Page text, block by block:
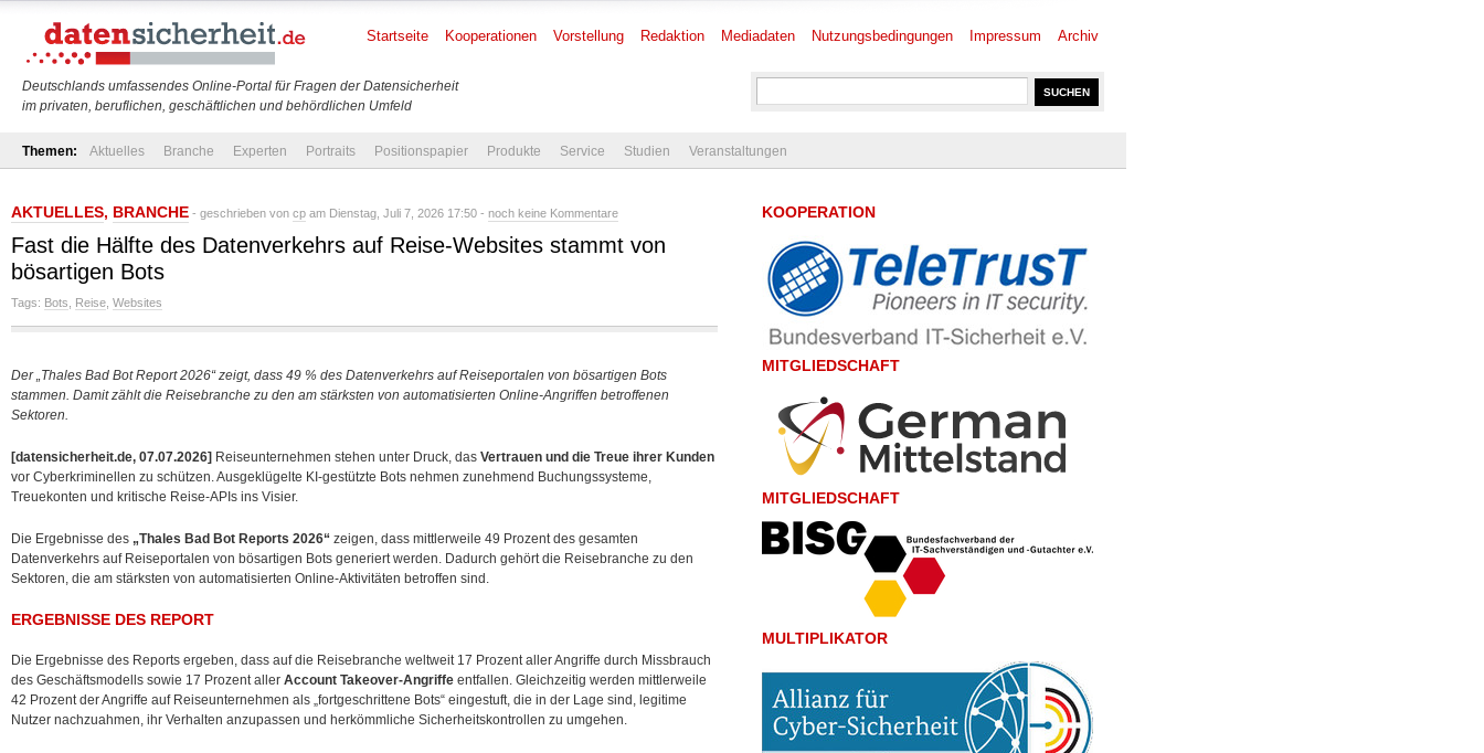
Deutschlands umfassendes Online-Portal für Fragen der Datensicherheit
im privaten, beruflichen, geschäftlichen und behördlichen Umfeld
Startseite Kooperationen Vorstellung Redaktion Mediadaten Nutzungsbedingungen Impressum Archiv
Themen: Aktuelles Branche Experten Portraits Positionspapier Produkte Service Studien Veranstaltungen
AKTUELLES, BRANCHE - geschrieben von cp am Dienstag, Juli 7, 2026 17:50 - noch keine Kommentare
Fast die Hälfte des Datenverkehrs auf Reise-Websites stammt von
bösartigen Bots
Tags: Bots Reise Websites
Der „Thales Bad Bot Report 2026“ zeigt, dass 49 % des Datenverkehrs auf Reiseportalen von bösartigen Bots
stammen. Damit zählt die Reisebranche zu den am stärksten von automatisierten Online-Angriffen betroffenen
Sektoren.
[datensicherheit.de, 07.07.2026] Reiseunternehmen stehen unter Druck, das Vertrauen und die Treue ihrer Kunden
vor Cyberkriminellen zu schützen. Ausgeklügelte KI-gestützte Bots nehmen zunehmend Buchungssysteme,
Treuekonten und kritische Reise-APIs ins Visier.
Die Ergebnisse des „Thales Bad Bot Reports 2026“ zeigen, dass mittlerweile 49 Prozent des gesamten
Datenverkehrs auf Reiseportalen von bösartigen Bots generiert werden. Dadurch gehört die Reisebranche zu den
Sektoren, die am stärksten von automatisierten Online-Aktivitäten betroffen sind.
ERGEBNISSE DES REPORT
Die Ergebnisse des Reports ergeben, dass auf die Reisebranche weltweit 17 Prozent aller Angriffe durch Missbrauch
des Geschäftsmodells sowie 17 Prozent aller Account Takeover-Angriffe entfallen. Gleichzeitig werden mittlerweile
42 Prozent der Angriffe auf Reiseunternehmen als „fortgeschrittene Bots“ eingestuft, die in der Lage sind, legitime
Nutzer nachzuahmen, ihr Verhalten anzupassen und herkömmliche Sicherheitskontrollen zu umgehen.
KOOPERATION
MITGLIEDSCHAFT
MITGLIEDSCHAFT
MULTIPLIKATOR